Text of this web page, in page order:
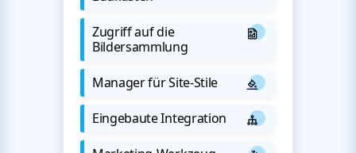
Zugriff auf die
Bildersammlung
Manager für Site-Stile
Eingebaute Integration